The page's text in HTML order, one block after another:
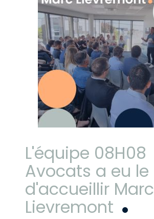
L'équipe 08H08
Avocats a eu
d'accueillir Marc
Lievremont